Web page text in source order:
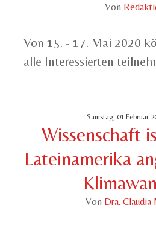
Von
Von 15. - 17. Mai 2020
alle Interessierten
Samstag, 01 Februar
Wissenschaft
Lateinamerika
Von Dra. Claudia